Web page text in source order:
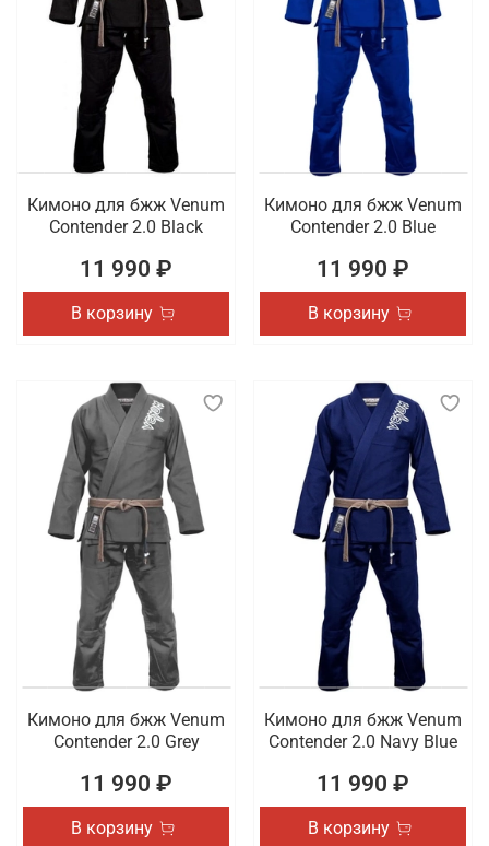
Кимоно для бжж Venum
Contender 2.0 Black
11 990 ₽
В корзину
Кимоно для бжж Venum
Contender 2.0 Blue
11 990 ₽
В корзину
Кимоно для бжж Venum
Contender 2.0 Grey
11 990 ₽
В корзину
Кимоно для бжж Venum
Contender 2.0 Navy Blue
11 990 ₽
В корзину